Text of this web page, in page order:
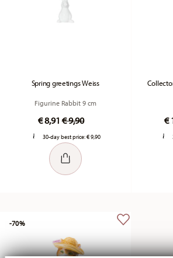
Spring greetings Weiss
Figurine Rabbit 9 cm
€ 8,91Price reduced from
€ 9,90to
30-day best price:€ 9,90
€
-70%